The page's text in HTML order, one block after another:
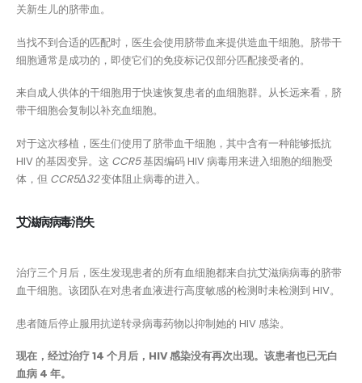
关新生儿的脐带血。
当找不到合适的匹配时，医生会使用脐带血来提供造血干细胞。脐带干
细胞通常是成功的，即使它们的免疫标记仅部分匹配接受者的。
来自成人供体的干细胞用于快速恢复患者的血细胞群。从长远来看，脐
带干细胞会复制以补充血细胞。
对于这次移植，医生们使用了脐带血干细胞，其中含有一种能够抵抗
HIV 的基因变异。这 CCR5基因编码 HIV 病毒用来进入细胞的细胞受
体，但 CCR5Δ32变体阻止病毒的进入。
艾滋病病毒消失
治疗三个月后，医生发现患者的所有血细胞都来自抗艾滋病病毒的脐带
血干细胞。该团队在对患者血液进行高度敏感的检测时未检测到 HIV。
患者随后停止服用抗逆转录病毒药物以抑制她的 HIV 感染。
现在，经过治疗 14 个月后，HIV 感染没有再次出现。该患者也已无白
血病 4 年。